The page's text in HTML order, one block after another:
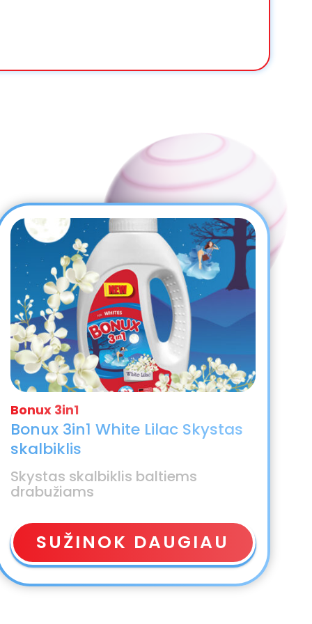
Bonux 3in1 White Lilac Skystas
skalbiklis
Skystas skalbiklis baltiems
drabužiams
SUŽINOK DAUGIAU